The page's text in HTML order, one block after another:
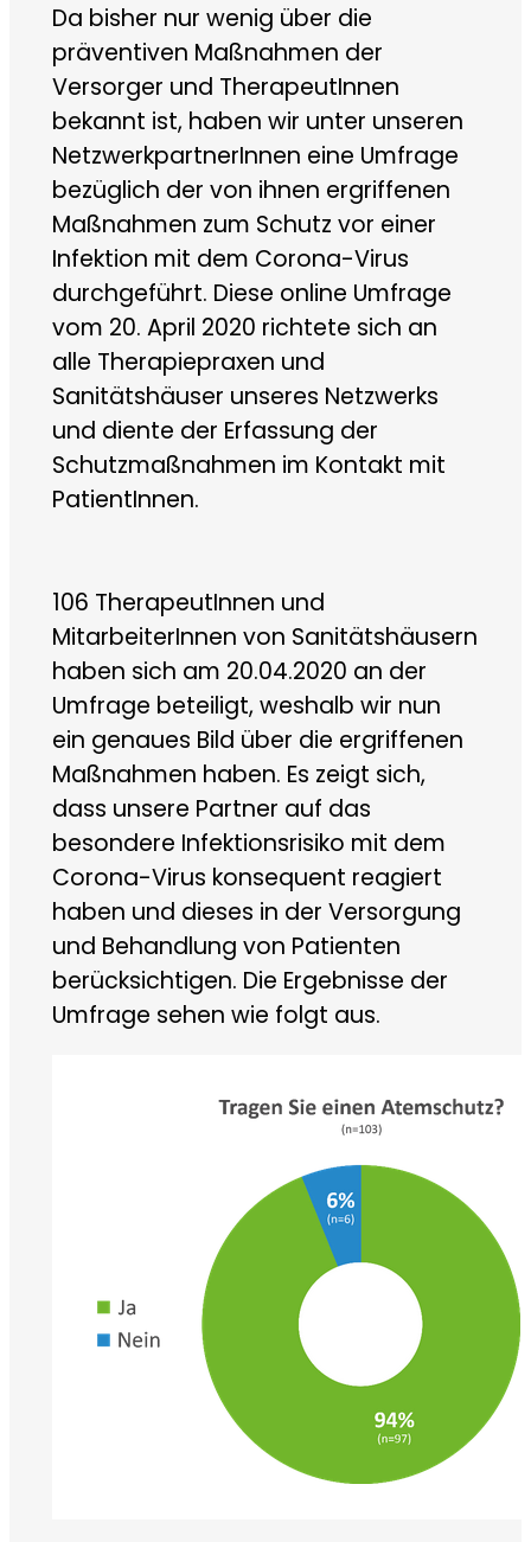
Da bisher nur wenig über die
präventiven Maßnahmen der
Versorger und TherapeutInnen
bekannt ist, haben wir unter unseren
NetzwerkpartnerInnen eine Umfrage
bezüglich der von ihnen ergriffenen
Maßnahmen zum Schutz vor einer
Infektion mit dem Corona-Virus
durchgeführt. Diese online Umfrage
vom 20. April 2020 richtete sich an
alle Therapiepraxen und
Sanitätshäuser unseres Netzwerks
und diente der Erfassung der
Schutzmaßnahmen im Kontakt mit
PatientInnen.
106 TherapeutInnen und
MitarbeiterInnen von Sanitätshäusern
haben sich am 20.04.2020 an der
Umfrage beteiligt, weshalb wir nun
ein genaues Bild über die ergriffenen
Maßnahmen haben. Es zeigt sich,
dass unsere Partner auf das
besondere Infektionsrisiko mit dem
Corona-Virus konsequent reagiert
haben und dieses in der Versorgung
und Behandlung von Patienten
berücksichtigen. Die Ergebnisse der
Umfrage sehen wie folgt aus.